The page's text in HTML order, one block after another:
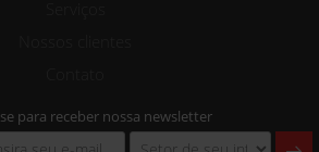
para receber nossa newsletter